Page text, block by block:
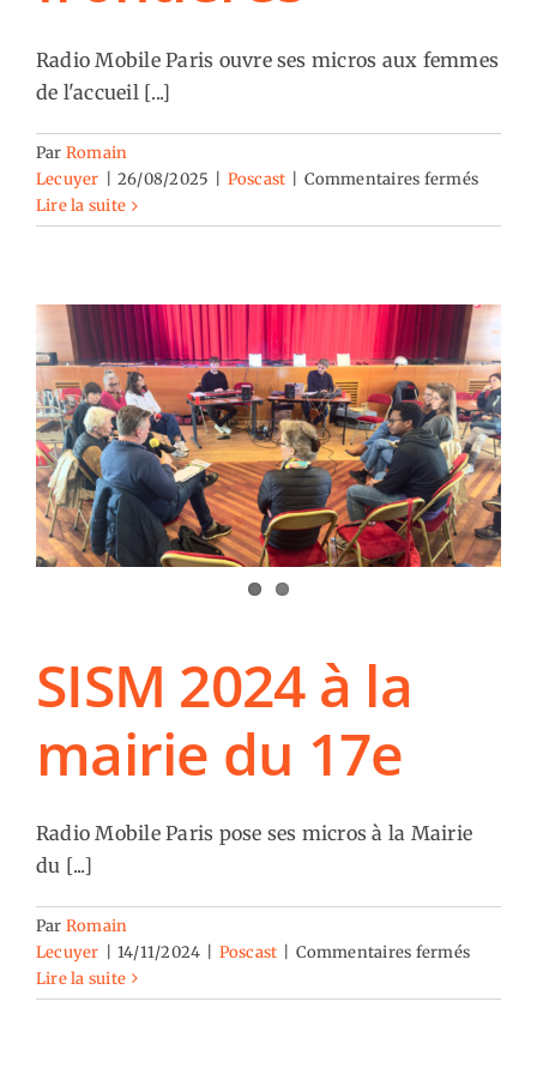
Radio Mobile Paris ouvre ses micros aux femmes
de l'accueil [...]
Par Romain
Lecuyer
26/08/2025 Poscast Commentaires ferméssur
sans
Lire la suite
SISM 2024 à la
mairie du 17e
Radio Mobile Paris pose ses micros à la Mairie
du [...]
Par Romain
Lecuyer
14/11/2024 Poscast Commentaires ferméssur
2024
Lire la suite